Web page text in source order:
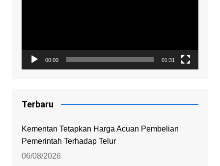
00:00 01:31
Terbaru
Kementan Tetapkan Harga Acuan Pembelian
Pemerintah Terhadap Telur
06/08/2026